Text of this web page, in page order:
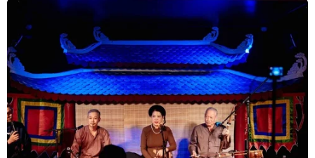
Các nhà phân tích dự đoán mức
cắt giảm sản lượng tự nguyện 2,2
triệu thùng/ngày sẽ được duy trì
tại cuộc họp trực tuyến sắp tới của
Tổ chức Các nước Xuất khẩu Dầu
mỏ (OPEC) và các nước đồng
minh.